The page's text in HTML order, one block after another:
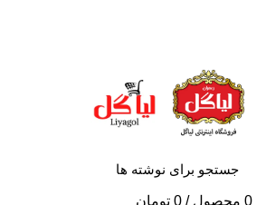
0 محصول /
0 تومان